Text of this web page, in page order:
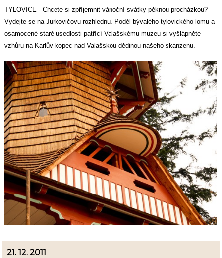
TYLOVICE - Chcete si zpříjemnit vánoční svátky pěknou procházkou?
Vydejte se na Jurkovičovu rozhlednu. Podél bývalého tylovického lomu a
osamocené staré usedlosti patřící Valašskému muzeu si vyšlápněte
vzhůru na Karlův kopec nad Valašskou dědinou našeho skanzenu.
21. 12. 2011